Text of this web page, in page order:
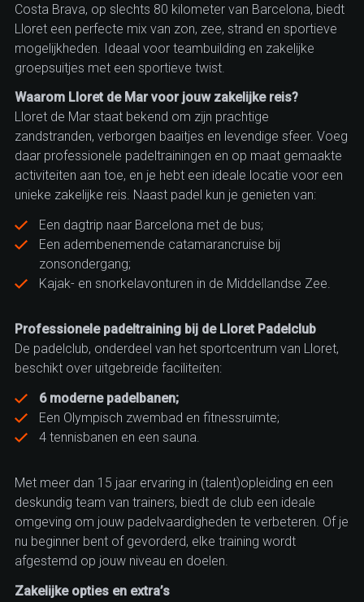
1
Costa Brava, op slechts 80 kilometer van Barcelona, biedt
Lloret een perfecte mix van zon, zee, strand en sportieve
mogelijkheden. Ideaal voor teambuilding en zakelijke
groepsuitjes met een sportieve twist.
Waarom Lloret de Mar voor jouw zakelijke reis?
Lloret de Mar staat bekend om zijn prachtige
zandstranden, verborgen baaitjes en levendige sfeer. Voeg
daar professionele padeltrainingen en op maat gemaakte
activiteiten aan toe, en je hebt een ideale locatie voor een
unieke zakelijke reis. Naast padel kun je genieten van:
Een dagtrip naar Barcelona met de bus;
Een adembenemende catamarancruise bij
zonsondergang;
Kajak- en snorkelavonturen in de Middellandse Zee.
Professionele padeltraining bij de Lloret Padelclub
De padelclub, onderdeel van het sportcentrum van Lloret,
beschikt over uitgebreide faciliteiten:
6 moderne padelbanen;
Een Olympisch zwembad en fitnessruimte;
4 tennisbanen en een sauna.
Met meer dan 15 jaar ervaring in (talent)opleiding en een
deskundig team van trainers, biedt de club een ideale
omgeving om jouw padelvaardigheden te verbeteren. Of je
nu beginner bent of gevorderd, elke training wordt
afgestemd op jouw niveau en doelen.
Zakelijke opties en extra’s